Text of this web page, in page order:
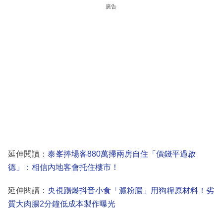
廣告
延伸閱讀： 泰峯捧場客880萬掃兩房自住「價錢平過啟
德」：相信內地客會托住樓市！
延伸閱讀： 央視踢爆抖音小食「澱粉腸」用狗糧原材料！劣
質大肉腸2分鐘低成本製作曝光